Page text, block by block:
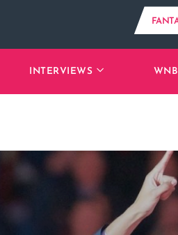
INTERVIEWS